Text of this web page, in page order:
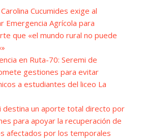
Cucumides exige al
Emergencia Agrícola para
que «el mundo rural no puede
en Ruta-70: Seremi de
gestiones para evitar
a estudiantes del liceo La
destina un aporte total directo por
para apoyar la recuperación de
afectados por los temporales